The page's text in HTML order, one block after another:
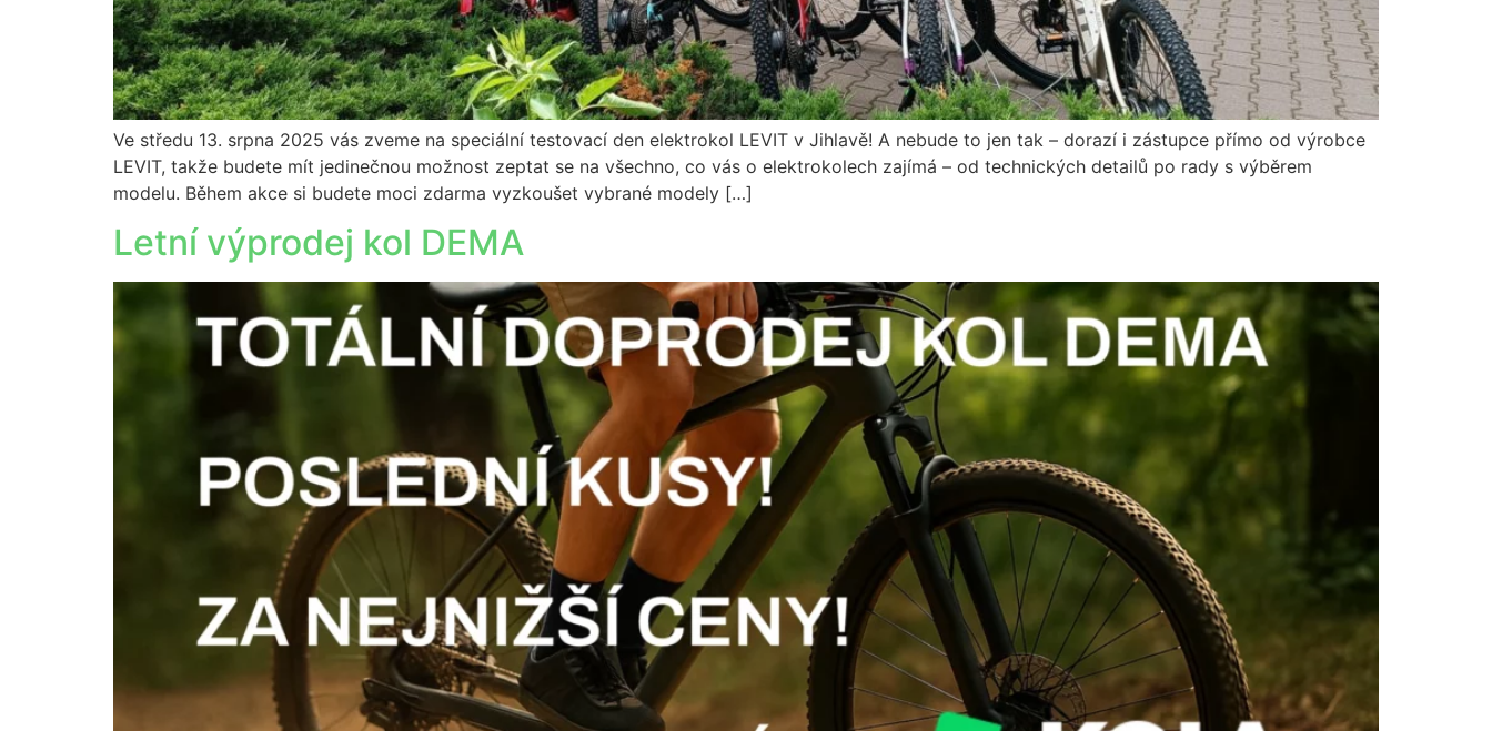
Ve středu 13. srpna 2025 vás zveme na speciální testovací den elektrokol LEVIT v Jihlavě! A nebude to jen tak – dorazí i zástupce přímo od výrobce
LEVIT, takže budete mít jedinečnou možnost zeptat se na všechno, co vás o elektrokolech zajímá – od technických detailů po rady s výběrem
modelu. Během akce si budete moci zdarma vyzkoušet vybrané modely […]
Letní výprodej kol DEMA